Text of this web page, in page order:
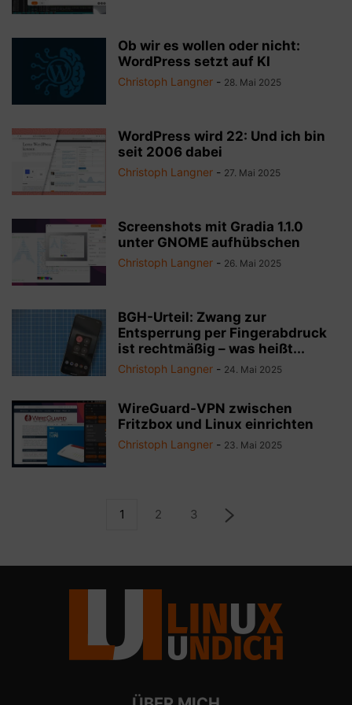
Ob wir es wollen oder nicht:
WordPress setzt auf KI
Christoph Langner - 28. Mai 2025
WordPress wird 22: Und ich bin
seit 2006 dabei
Christoph Langner - 27. Mai 2025
Screenshots mit Gradia 1.1.0
unter GNOME aufhübschen
Christoph Langner - 26. Mai 2025
BGH-Urteil: Zwang zur
Entsperrung per Fingerabdruck
ist rechtmäßig – was heißt...
Christoph Langner - 24. Mai 2025
WireGuard-VPN zwischen
Fritzbox und Linux einrichten
Christoph Langner - 23. Mai 2025
1 2 3